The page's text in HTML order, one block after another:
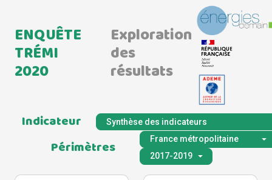
ENQUÊTE
TRÉMI
2020
Exploration
des
résultats
Indicateur Synthèse des indicateurs
Périmètres
France métropolitaine
2017-2019